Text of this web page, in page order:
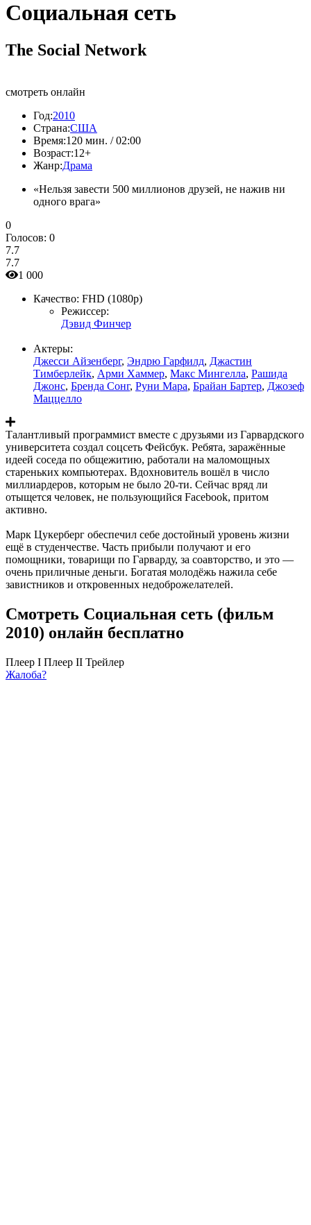
Социальная сеть
The Social Network
смотреть онлайн
Год:2010
Страна:США
Время:120 мин. / 02:00
Возраст:12+
Жанр:Драма
«Нельзя завести 500 миллионов друзей, не нажив ни
одного врага»
0
Голосов: 0
7.7
7.7
1 000
Качество: FHD (1080p)
Режиссер:
Дэвид Финчер
Актеры:
Джесси Айзенберг, Эндрю Гарфилд, Джастин
Тимберлейк, Арми Хаммер, Макс Мингелла, Рашида
Джонс, Бренда Сонг, Руни Мара, Брайан Бартер, Джозеф
Маццелло
Талантливый программист вместе с друзьями из Гарвардского
университета создал соцсеть Фейсбук. Ребята, заражённые
идеей соседа по общежитию, работали на маломощных
стареньких компьютерах. Вдохновитель вошёл в число
миллиардеров, которым не было 20-ти. Сейчас вряд ли
отыщется человек, не пользующийся Facebook, притом
активно.
Марк Цукерберг обеспечил себе достойный уровень жизни
ещё в студенчестве. Часть прибыли получают и его
помощники, товарищи по Гарварду, за соавторство, и это —
очень приличные деньги. Богатая молодёжь нажила себе
завистников и откровенных недоброжелателей.
Смотреть Социальная сеть (фильм
2010) онлайн бесплатно
Плеер I Плеер II Трейлер
Жалоба?